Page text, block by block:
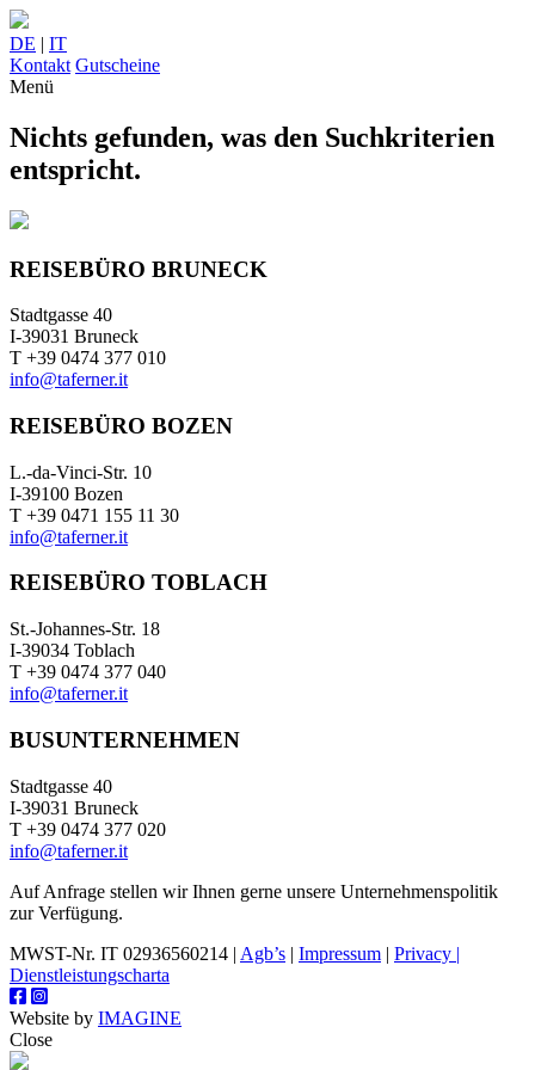
DE | IT
Kontakt Gutscheine
Menü
Nichts gefunden, was den Suchkriterien
entspricht.
REISEBÜRO BRUNECK
Stadtgasse 40
I-39031 Bruneck
T +39 0474 377 010
info@taferner.it
REISEBÜRO BOZEN
L.-da-Vinci-Str. 10
I-39100 Bozen
T +39 0471 155 11 30
info@taferner.it
REISEBÜRO TOBLACH
St.-Johannes-Str. 18
I-39034 Toblach
T +39 0474 377 040
info@taferner.it
BUSUNTERNEHMEN
Stadtgasse 40
I-39031 Bruneck
T +39 0474 377 020
info@taferner.it
Auf Anfrage stellen wir Ihnen gerne unsere Unternehmenspolitik
zur Verfügung.
MWST-Nr. IT 02936560214 | Agb’s | Impressum | Privacy |
Dienstleistungscharta
Website by IMAGINE
Close